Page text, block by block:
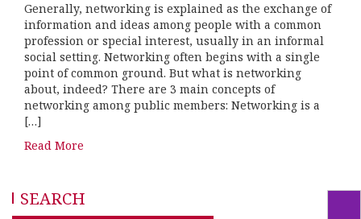
Generally, networking is explained as the exchange of
information and ideas among people with a common
profession or special interest, usually in an informal
social setting. Networking often begins with a single
point of common ground. But what is networking
about, indeed? There are 3 main concepts of
networking among public members: Networking is a
[…]
Read More
SEARCH